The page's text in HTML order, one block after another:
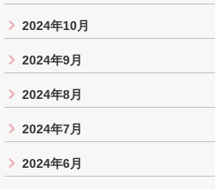
2024年10月
2024年9月
2024年8月
2024年7月
2024年6月